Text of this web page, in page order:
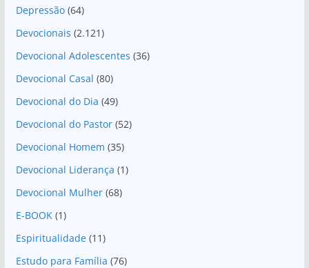
Depressão(64)
Devocionais (2.121)
Devocional Adolescentes (36)
Devocional Casal (80)
Devocional do Dia (49)
Devocional do Pastor(52)
Devocional Homem (35)
Devocional Liderança (1)
Devocional Mulher(68)
E-BOOK(1)
Espiritualidade(11)
Estudo para Família (76)